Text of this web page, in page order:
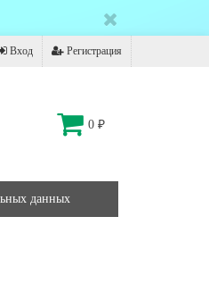
Вход Регистрация
0 ₽
данных